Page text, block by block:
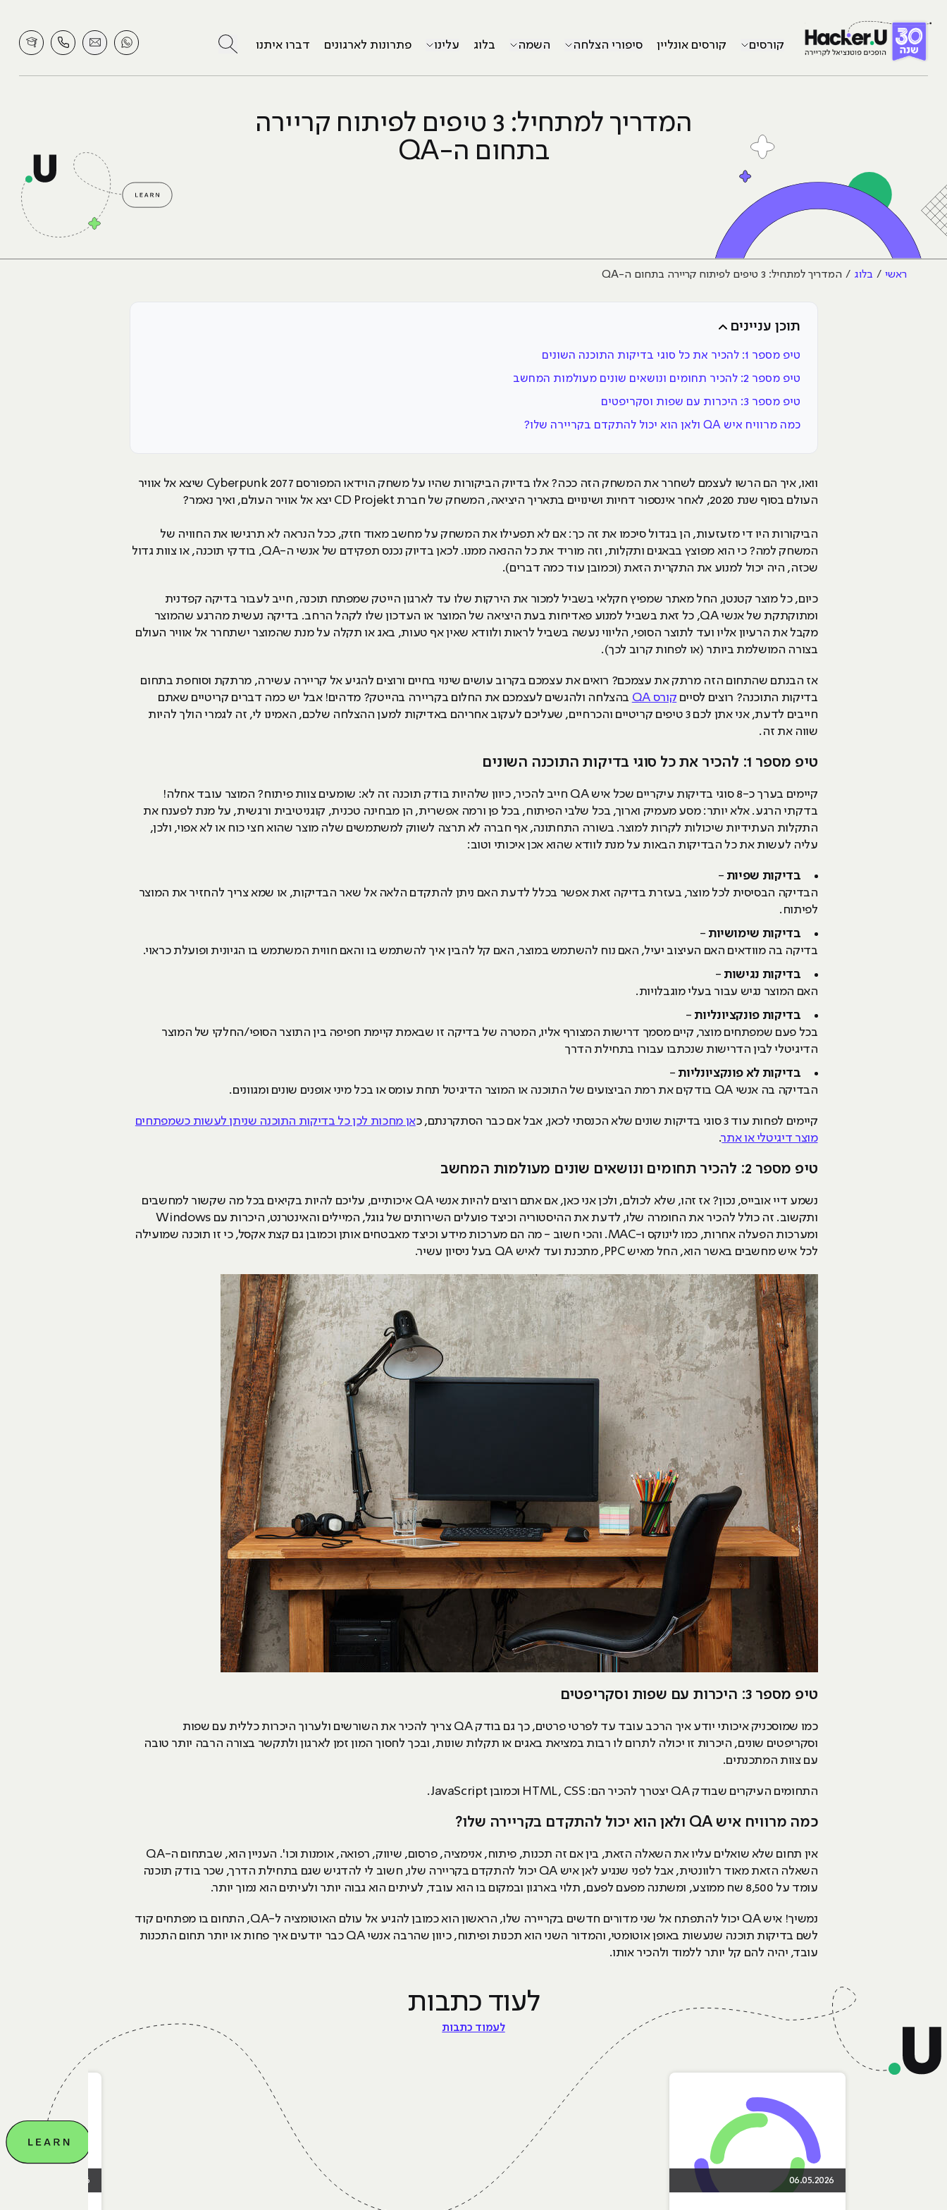
קורסים קורסים אונליין סיפורי הצלחה השמה בלוג עלינו פתרונות לארגונים דברו איתנו לחץ לחיפוש
המדריך למתחיל: 3 טיפים לפיתוח קריירה
בתחום ה-QA
ראשי בלוג המדריך למתחיל: 3 טיפים לפיתוח קריירה בתחום ה-QA
תוכן עניינים
טיפ מספר 1: להכיר את כל סוגי בדיקות התוכנה השונים
טיפ מספר 2: להכיר תחומים ונושאים שונים מעולמות המחשב
טיפ מספר 3: היכרות עם שפות וסקריפטים
כמה מרוויח איש QA ולאן הוא יכול להתקדם בקריירה שלו?
וואו, איך הם הרשו לעצמם לשחרר את המשחק הזה ככה? אלו בדיוק הביקורות שהיו על משחק הוידאו המפורסם Cyberpunk 2077 שיצא אל אוויר
העולם בסוף שנת 2020, לאחר אינספור דחיות ושינויים בתאריך היציאה, המשחק של חברת CD Projekt יצא אל אוויר העולם, ואיך נאמר?
הביקורות היו די מזעזעות, הן בגדול סיכמו את זה כך: אם לא תפעילו את המשחק על מחשב מאוד חזק, ככל הנראה לא תרגישו את החוויה של
המשחק למה? כי הוא מפוצץ בבאגים ותקלות, וזה מוריד את כל ההנאה ממנו. לכאן בדיוק נכנס תפקידם של אנשי ה-QA, בודקי תוכנה, או צוות גדול
שכזה, היה יכול למנוע את התקרית הזאת (וכמובן עוד כמה דברים).
כיום, כל מוצר קטנטן, החל מאתר שמפיץ חקלאי בשביל למכור את הירקות שלו עד לארגון הייטק שמפתח תוכנה, חייב לעבור בדיקה קפדנית
ומתוקתקת של אנשי QA, כל זאת בשביל למנוע פאדיחות בעת היציאה של המוצר או העדכון שלו לקהל הרחב. בדיקה נעשית מהרגע שהמוצר
מקבל את הרעיון אליו ועד לתוצר הסופי, הליווי נעשה בשביל לראות ולוודא שאין אף טעות, באג או תקלה על מנת שהמוצר ישתחרר אל אוויר העולם
בצורה המושלמת ביותר (או לפחות קרוב לכך).
אז הבנתם שהתחום הזה מרתק את עצמכם? רואים את עצמכם בקרוב עושים שינוי בחיים ורוצים להגיע אל קריירה עשירה, מרתקת וסוחפת בתחום
בדיקות התוכנה? רוצים לסיים קורס QA
בהצלחה ולהגשים לעצמכם את החלום בקריירה בהייטק? מדהים! אבל יש כמה דברים קריטיים שאתם
חייבים לדעת, אני אתן לכם 3 טיפים קריטיים והכרחיים, שעליכם לעקוב אחריהם באדיקות למען ההצלחה שלכם, האמינו לי, זה לגמרי הולך להיות
שווה את זה.
טיפ מספר 1: להכיר את כל סוגי בדיקות התוכנה השונים
קיימים בערך כ-8 סוגי בדיקות עיקריים שכל איש QA חייב להכיר, כיוון שלהיות בודק תוכנה זה לא: שומעים צוות פיתוח? המוצר עובד אחלה!
בדקתי הרגע. אלא יותר: מסע מעמיק וארוך, בכל שלבי הפיתוח, בכל פן ורמה אפשרית, הן מבחינה טכנית, קוגניטיבית ורגשית, על מנת לפענח את
התקלות העתידיות שיכולות לקרות למוצר. בשורה התחתונה, אף חברה לא תרצה לשווק למשתמשים שלה מוצר שהוא חצי כוח או לא אפוי, ולכן,
עליה לעשות את כל הבדיקות הבאות על מנת לוודא שהוא אכן איכותי וטוב:
בדיקות שפיות -
הבדיקה הבסיסית לכל מוצר, בעזרת בדיקה זאת אפשר בכלל לדעת האם ניתן להתקדם הלאה אל שאר הבדיקות, או שמא צריך להחזיר את המוצר
לפיתוח.
בדיקות שימושיות -
בדיקה בה מוודאים האם העיצוב יעיל, האם נוח להשתמש במוצר, האם קל להבין איך להשתמש בו והאם חווית המשתמש בו הגיונית ופועלת כראוי.
בדיקות נגישות -
האם המוצר נגיש עבור בעלי מוגבלויות.
בדיקות פונקציונליות -
בכל פעם שמפתחים מוצר, קיים מסמך דרישות המצורף אליו, המטרה של בדיקה זו שבאמת קיימת חפיפה בין התוצר הסופי/החלקי של המוצר
הדיגיטלי לבין הדרישות שנכתבו עבורו בתחילת הדרך
בדיקות לא פונקציונליות -
הבדיקה בה אנשי QA בודקים את רמת הביצועים של התוכנה או המוצר הדיגיטל תחת עומס או בכל מיני אופנים שונים ומגוונים.
קיימים לפחות עוד 3 סוגי בדיקות שונים שלא הכנסתי לכאן, אבל אם כבר הסתקרנתם, כ
אן מחכות לכן כל בדיקות התוכנה שניתן לעשות כשמפתחים
מוצר דיגיטלי או אתר.
טיפ מספר 2: להכיר תחומים ונושאים שונים מעולמות המחשב
נשמע דיי אובייס, נכון? אז זהו, שלא לכולם, ולכן אני כאן, אם אתם רוצים להיות אנשי QA איכותיים, עליכם להיות בקיאים בכל מה שקשור למחשבים
ותקשוב. זה כולל להכיר את החומרה שלו, לדעת את ההיסטוריה וכיצד פועלים השירותים של גוגל, המיילים והאינטרנט, היכרות עם Windows
ומערכות הפעלה אחרות, כמו לינוקס ו-MAC. והכי חשוב - מה הם מערכות מידע וכיצד מאבטחים אותן וכמובן גם קצת אקסל, כי זו תוכנה שמועילה
לכל איש מחשבים באשר הוא, החל מאיש PPC, מתכנת ועד לאיש QA בעל ניסיון עשיר.
טיפ מספר 3: היכרות עם שפות וסקריפטים
כמו שמוסכניק איכותי יודע איך הרכב עובד עד לפרטי פרטים, כך גם בודק QA צריך להכיר את השורשים ולערוך היכרות כללית עם שפות
וסקריפטים שונים, היכרות זו יכולה לתרום לו רבות במציאת באגים או תקלות שונות, ובכך לחסוך המון זמן לארגון ולתקשר בצורה הרבה יותר טובה
עם צוות המתכנתים.
התחומים העיקרים שבודק QA יצטרך להכיר הם: HTML, CSS וכמובן JavaScript.
כמה מרוויח איש QA ולאן הוא יכול להתקדם בקריירה שלו?
אין תחום שלא שואלים עליו את השאלה הזאת, בין אם זה תכנות, פיתוח, אנימציה, פרסום, שיווק, רפואה, אומנות וכו'. העניין הוא, שבתחום ה-QA
השאלה הזאת מאוד רלוונטית, אבל לפני שנגיע לאן איש QA יכול להתקדם בקריירה שלו, חשוב לי להדגיש שגם בתחילת הדרך, שכר בודק תוכנה
עומד על 8,500 שח ממוצע, ומשתנה מפעם לפעם, תלוי בארגון ובמקום בו הוא עובד, לעיתים הוא גבוה יותר ולעיתים הוא נמוך יותר.
נמשיך! איש QA יכול להתפתח אל שני מדורים חדשים בקריירה שלו, הראשון הוא כמובן להגיע אל עולם האוטומציה ל-QA, התחום בו מפתחים קוד
לשם בדיקות תוכנה שנעשות באופן אוטומטי, והמדור השני הוא תכנות ופיתוח, כיוון שהרבה אנשי QA כבר יודעים איך פחות או יותר תחום התכנות
עובד, יהיה להם קל יותר ללמוד ולהכיר אותו.
לעוד כתבות
לעמוד כתבות
06.05.2026
27.04.2026